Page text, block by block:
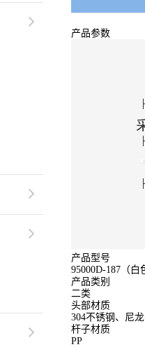
产品参数
产品型号
95000D-187（白
产品类别
二类
头部材质
304不锈钢、尼
杆子材质
PP